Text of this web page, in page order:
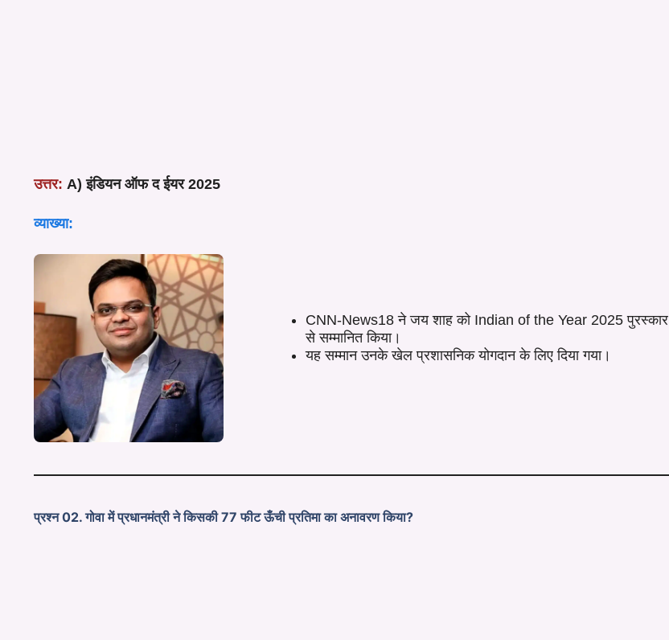
उत्तर: A) इंडियन ऑफ द ईयर 2025
व्याख्या:
CNN-News18 ने जय शाह को Indian of the Year 2025 पुरस्कार
से सम्मानित किया।
यह सम्मान उनके खेल प्रशासनिक योगदान के लिए दिया गया।
प्रश्न 02. गोवा में प्रधानमंत्री ने किसकी 77 फीट ऊँची प्रतिमा का अनावरण किया?